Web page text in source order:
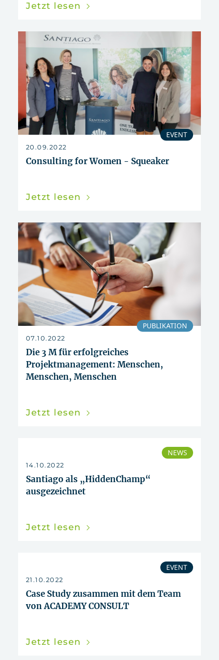
Jetzt lesen
EVENT
20.09.2022
Consulting for Women - Squeaker
Jetzt lesen
PUBLIKATION
07.10.2022
Die 3 M für erfolgreiches
Projektmanagement: Menschen,
Menschen, Menschen
Jetzt lesen
NEWS
14.10.2022
Santiago als „HiddenChamp“
ausgezeichnet
Jetzt lesen
EVENT
21.10.2022
Case Study zusammen mit dem Team
von ACADEMY CONSULT
Jetzt lesen